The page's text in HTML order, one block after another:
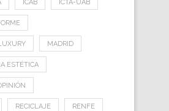
ICAB ICTA-UAB
MADRID
ESTÉTICA
RECICLAJE RENFE